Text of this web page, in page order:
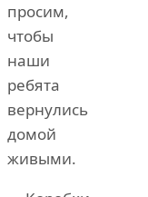
просим,
чтобы
наши
ребята
вернулись
домой
живыми.